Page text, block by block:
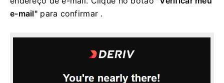
e-mail"para confirmar .